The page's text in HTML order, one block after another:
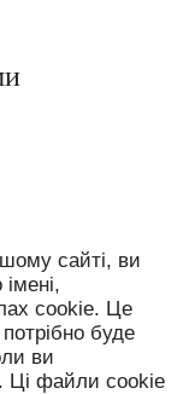
сайті, ви
cookie. Це
буде
ви
Ці файли cookie